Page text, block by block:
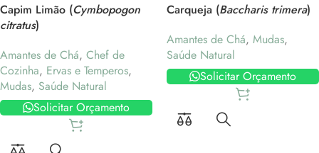
Capim Limão (Cymbopogon
citratus)
Amantes de Chá, Chef de
Cozinha, Ervas e Temperos,
Mudas, Saúde Natural
Solicitar Orçamento
Carqueja (Baccharis trimera)
Amantes de Chá, Mudas,
Saúde Natural
Solicitar Orçamento